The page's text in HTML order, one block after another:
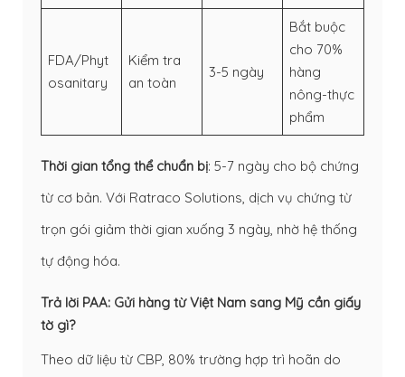
FDA/Phyt
osanitary
Kiểm tra
an toàn
3-5 ngày
Bắt buộc
cho 70%
hàng
nông-thực
phẩm
Thời gian tổng thể chuẩn bị: 5-7 ngày cho bộ chứng
từ cơ bản. Với Ratraco Solutions, dịch vụ chứng từ
trọn gói giảm thời gian xuống 3 ngày, nhờ hệ thống
tự động hóa.
Trả lời PAA: Gửi hàng từ Việt Nam sang Mỹ cần giấy
tờ gì?
Theo dữ liệu từ CBP, 80% trường hợp trì hoãn do